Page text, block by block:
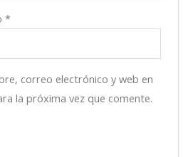
*
correo electrónico y web en
la próxima vez que comente.